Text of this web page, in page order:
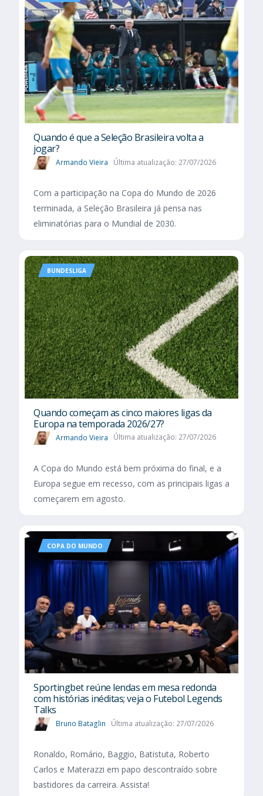
Quando é que a Seleção Brasileira volta a
jogar?
Armando Vieira Última atualização: 27/07/2026
Com a participação na Copa do Mundo de 2026
terminada, a Seleção Brasileira já pensa nas
eliminatórias para o Mundial de 2030.
BUNDESLIGA
Quando começam as cinco maiores ligas da
Europa na temporada 2026/27?
Armando Vieira Última atualização: 27/07/2026
A Copa do Mundo está bem próxima do final, e a
Europa segue em recesso, com as principais ligas a
começarem em agosto.
COPA DO MUNDO
Sportingbet reúne lendas em mesa redonda
com histórias inéditas; veja o Futebol Legends
Talks
Bruno Bataglin Última atualização: 27/07/2026
Ronaldo, Romário, Baggio, Batistuta, Roberto
Carlos e Materazzi em papo descontraído sobre
bastidores da carreira. Assista!